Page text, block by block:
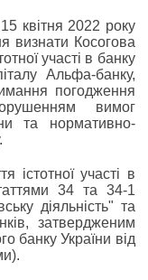
квітня 2022 року
визнати Косогова
участі в банку
Альфа-банку,
погодження
вимог
та нормативно-
істотної участі в
34 та 34-1
діяльність" та
затвердженим
банку України від